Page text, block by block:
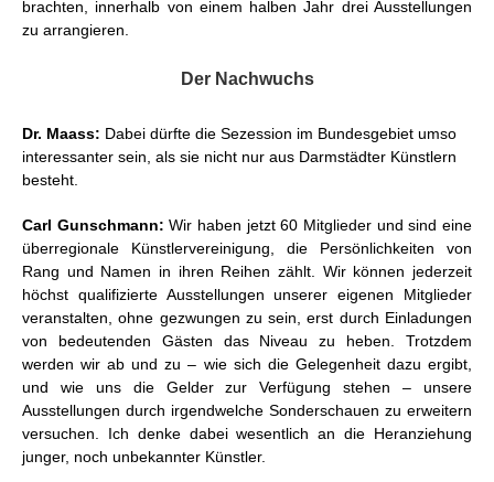
brachten, innerhalb von einem halben Jahr drei Ausstellungen
zu arrangieren.
Der Nachwuchs
Dr. Maass: Dabei dürfte die Sezession im Bundesgebiet umso
interessanter sein, als sie nicht nur aus Darmstädter Künstlern
besteht.
Carl Gunschmann: Wir haben jetzt 60 Mitglieder und sind eine
überregionale Künstlervereinigung, die Persönlichkeiten von
Rang und Namen in ihren Reihen zählt. Wir können jederzeit
höchst qualifizierte Ausstellungen unserer eigenen Mitglieder
veranstalten, ohne gezwungen zu sein, erst durch Einladungen
von bedeutenden Gästen das Niveau zu heben. Trotzdem
werden wir ab und zu – wie sich die Gelegenheit dazu ergibt,
und wie uns die Gelder zur Verfügung stehen – unsere
Ausstellungen durch irgendwelche Sonderschauen zu erweitern
versuchen. Ich denke dabei wesentlich an die Heranziehung
junger, noch unbekannter Künstler.